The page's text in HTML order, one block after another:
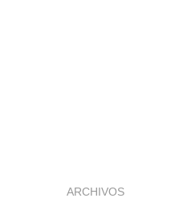
ARCHIVOS